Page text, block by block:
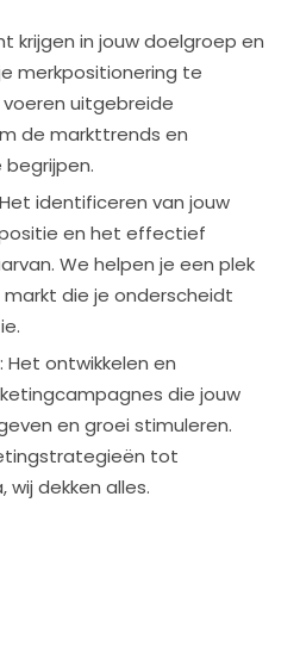
krijgen in jouw doelgroep en
merkpositionering te
uitgebreide
de markttrends en
identificeren van jouw
en het effectief
We helpen je een plek
die je onderscheidt
: Het ontwikkelen en
die jouw
en groei stimuleren.
tot
dekken alles.